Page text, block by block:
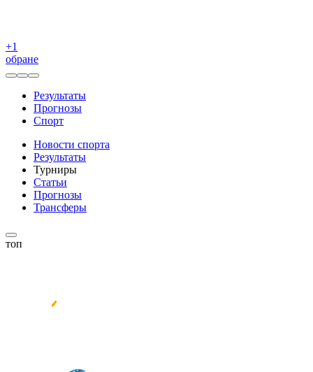
+1
обране
Результаты
Прогнозы
Спорт
Новости спорта
Результаты
Турниры
Статьи
Прогнозы
Трансферы
топ